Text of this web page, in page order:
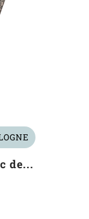
de...